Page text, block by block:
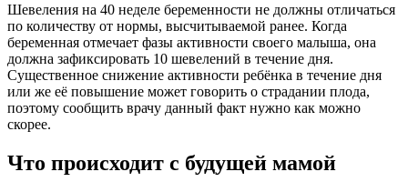
Шевеления на 40 неделе беременности не должны отличаться
по количеству от нормы, высчитываемой ранее. Когда
беременная отмечает фазы активности своего малыша, она
должна зафиксировать 10 шевелений в течение дня.
Существенное снижение активности ребёнка в течение дня
или же её повышение может говорить о страдании плода,
поэтому сообщить врачу данный факт нужно как можно
скорее.
Что происходит с будущей мамой